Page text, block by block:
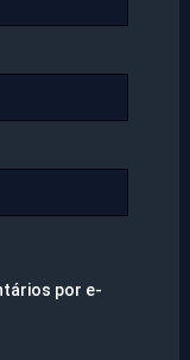
por e-